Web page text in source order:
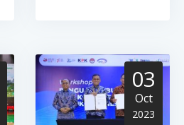
03
Oct
2023